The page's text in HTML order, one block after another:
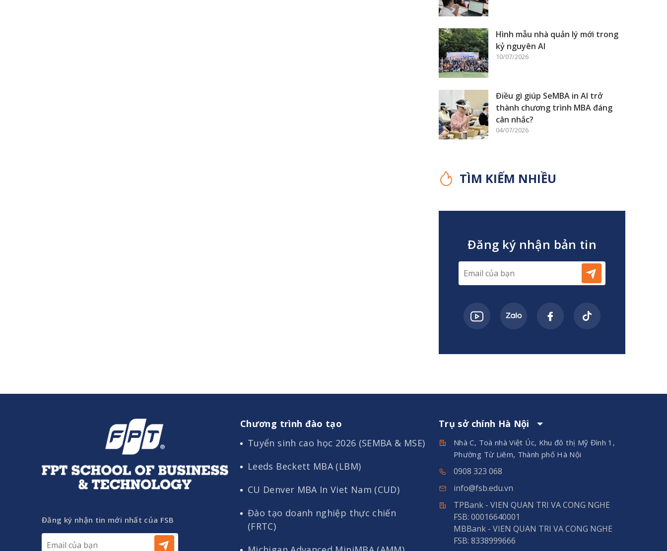
Hình mẫu nhà quản lý mới trong
kỷ nguyên AI
10/07/2026
Điều gì giúp SeMBA in AI trở
thành chương trình MBA đáng
cân nhắc?
04/07/2026
TÌM KIẾM NHIỀU
Đăng ký nhận bản tin
Đăng ký nhận tin mới nhất của FSB
Chương trình đào tạo
Tuyển sinh cao học 2026 (SEMBA & MSE)
Leeds Beckett MBA (LBM)
CU Denver MBA In Viet Nam (CUD)
Đào tạo doanh nghiệp thực chiến
(FRTC)
Trụ sở chính Hà Nội
Nhà C, Toà nhà Việt Úc, Khu đô thị Mỹ Đình 1,
Phường Từ Liêm, Thành phố Hà Nội
0908 323 068
info@fsb.edu.vn
TPBank - VIEN QUAN TRI VA CONG NGHE
FSB: 00016640001
MBBank - VIEN QUAN TRI VA CONG NGHE
FSB: 8338999666